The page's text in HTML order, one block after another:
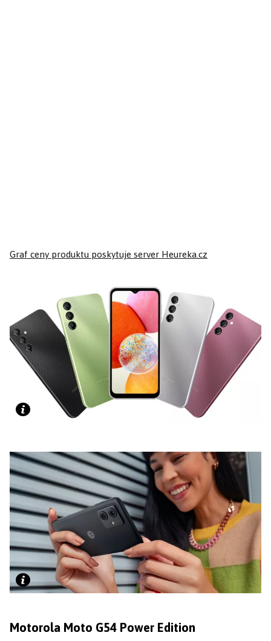
Graf ceny produktu poskytuje server Heureka.cz
Motorola Moto G54 Power Edition